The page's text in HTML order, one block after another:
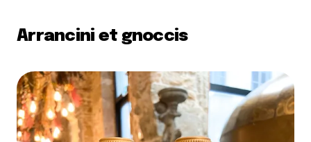
Arrancini et gnoccis